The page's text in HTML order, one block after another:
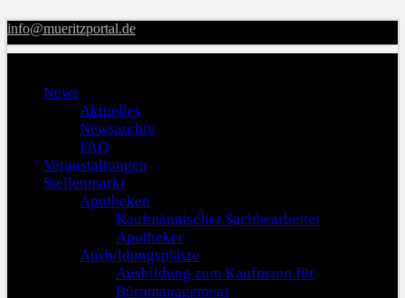
info@mueritzportal.de
News
Aktuelles
Newsarchiv
FAQ
Veranstaltungen
Stellenmarkt
Apotheken
Kaufmännischer Sachbearbeiter
Apotheker
Ausbildungsplätze
Ausbildung zum Kaufmann für
Büromanagement